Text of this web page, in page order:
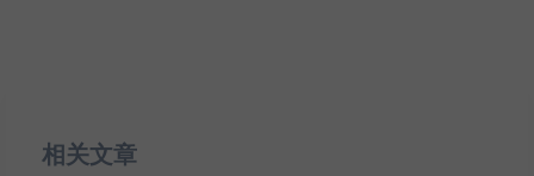
相关文章